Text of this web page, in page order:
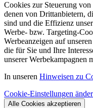
Cookies zur Steuerung von
denen von Drittanbietern,
sind und die Effizienz
Werbe- bzw. Targeting-
Werbeanzeigen auf
die für Sie und Ihre
unserer Werbekampagnen
In unseren Hinweisen zu
Cookie-Einstellungen
Alle Cookies akzeptieren